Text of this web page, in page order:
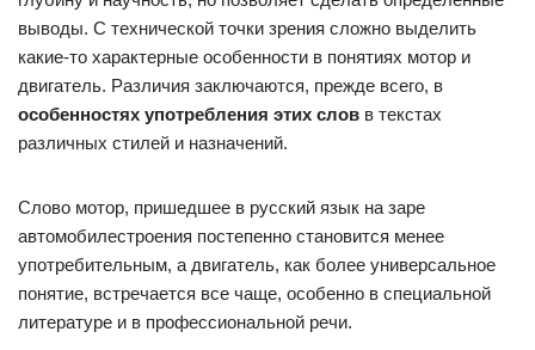
литературе и в профессиональной речи.
В чем разница между
мотором и двигателем:
подробное объяснение
В повседневной жизни мы часто используем термины
«мотор» и «двигатель» как синонимы, но на деле это не
совсем так. Между этими понятиями есть существенная
разница, которая важна для тех, кому нужно работать с